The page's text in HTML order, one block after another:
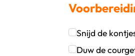
persoon
Snijd de
Klik om dit
Duw de